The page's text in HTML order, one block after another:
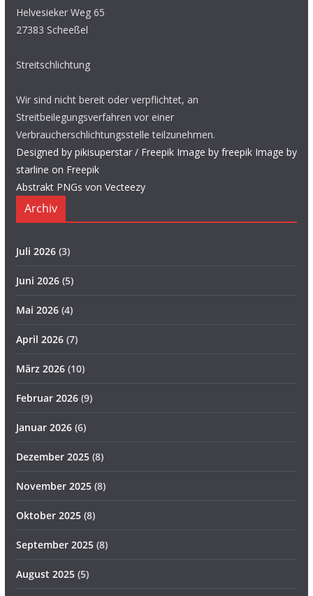
Helvesieker Weg 65
27383 Scheeßel
Streitschlichtung
Wir sind nicht bereit oder verpflichtet, an
Streitbeilegungsverfahren vor einer
Verbraucherschlichtungsstelle teilzunehmen.
Designed by pikisuperstar / Freepik Image by freepik Image by
starline on Freepik
Abstrakt PNGs von Vecteezy
Archiv
Juli 2026(3)
Juni 2026(5)
Mai 2026(4)
April 2026(7)
März 2026(10)
Februar 2026(9)
Januar 2026(6)
Dezember 2025(8)
November 2025(8)
Oktober 2025(8)
September 2025(8)
August 2025(5)